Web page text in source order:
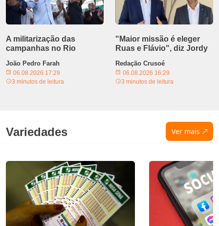
A militarização das
campanhas no Rio
João Pedro Farah
06.08.2026 17:29
3 minutos de leitura
"Maior missão é eleger
Ruas e Flávio", diz Jordy
Redação Crusoé
06.08.2026 16:29
3 minutos de leitura
Variedades Ver mais